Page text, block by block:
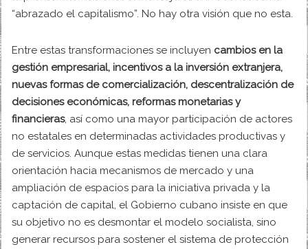
“abrazado el capitalismo”. No hay otra visión que no esta.
Entre estas transformaciones se incluyen cambios en la
gestión empresarial, incentivos a la inversión extranjera,
nuevas formas de comercialización, descentralización de
decisiones económicas, reformas monetarias y
financieras, así como una mayor participación de actores
no estatales en determinadas actividades productivas y
de servicios. Aunque estas medidas tienen una clara
orientación hacia mecanismos de mercado y una
ampliación de espacios para la iniciativa privada y la
captación de capital, el Gobierno cubano insiste en que
su objetivo no es desmontar el modelo socialista, sino
generar recursos para sostener el sistema de protección